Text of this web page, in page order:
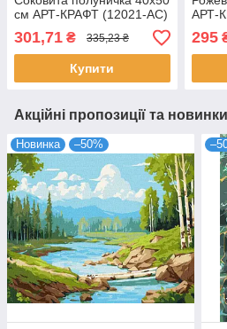
см АРТ-КРАФТ (12021-AC)
301,71 ₴ 335,23 ₴
Купити
АРТ-
295
Акційні пропозиції та новинки
Новинка –50%